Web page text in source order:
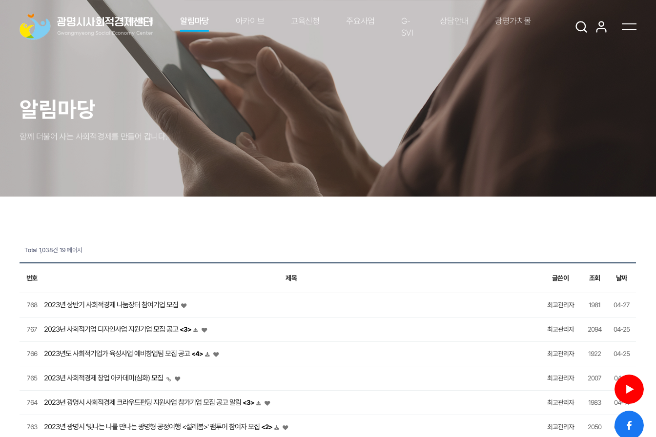
센터소개 알림마당 아카이브 교육신청 주요사업
G-
SVI
상담안내 광명가치몰
알림마당
함께 더불어 사는 사회적경제를 만들어 갑니다.
Total 1,038건 19 페이지
번호 제목 글쓴이 조회 날짜
768 2023년 상반기 사회적경제 나눔장터 참여기업 모집 최고관리자 1981 04-27
767 2023년 사회적기업 디자인사업 지원기업 모집 공고<3> 최고관리자 2094 04-25
766 2023년도 사회적기업가 육성사업 예비창업팀 모집 공고<4> 최고관리자 1922 04-25
765 2023년 사회적경제 창업 아카데미(심화) 모집 최고관리자 2007 04-17
764 2023년 광명시 사회적경제 크라우드펀딩 지원사업 참가기업 모집 공고 알림 <3> 최고관리자 1983 04-14
763 2023년 광명시 '빛나는 나를 만나는 광명형 공정여행 <설레봄>' 팸투어 참여자 모집 <2> 최고관리자 2050 04-12